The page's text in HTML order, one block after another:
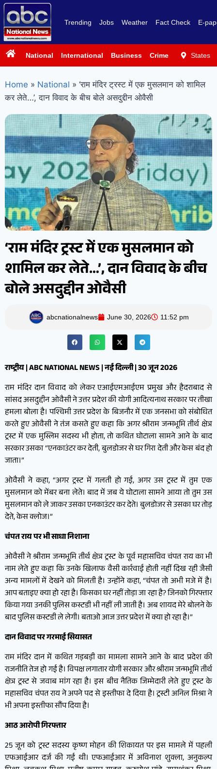
Trending Jobs Weather Fact Check E-
National International Business Crime PoliticsStates
Home » National » ‘राम मंदिर ट्रस्ट में एक मुसलमान को शामिल
कर लेते…’, दान विवाद के बीच बोले असदुद्दीन ओवैसी
‘राम मंदिर ट्रस्ट में एक मुसलमान को
शामिल कर लेते…’, दान विवाद के बीच
बोले असदुद्दीन ओवैसी
abcnationalnews June 30, 2026 11:52 pm
राष्ट्रीय | ABC NATIONAL NEWS | नई दिल्ली | 30 जून 2026
राम मंदिर दान विवाद को लेकर एआईएमआईएम प्रमुख और हैदराबाद से
सांसद असदुद्दीन ओवैसी ने उत्तर प्रदेश की योगी आदित्यनाथ सरकार पर तीखा
हमला बोला है। पश्चिमी उत्तर प्रदेश के बिजनौर में एक जनसभा को संबोधित
करते हुए ओवैसी ने तंज कसते हुए कहा कि अगर श्रीराम जन्मभूमि तीर्थ क्षेत्र
ट्रस्ट में एक मुस्लिम सदस्य भी होता, तो कथित घोटाला सामने आने के बाद
सरकार उसका “एनकाउंटर कर देती, बुलडोजर से घर गिरा देती और केस बंद हो
जाता।”
ओवैसी ने कहा, “अगर ट्रस्ट में गलती हो गई, अगर उस ट्रस्ट में तुम एक
मुसलमान को मेंबर बना लेते। बाद में जब ये घोटाला सामने आया तो तुम उस
मुसलमान को ले जाकर उसका एनकाउंटर कर देते। बुलडोजर से उसका घर तोड़
देते, केस क्लोज।”
चंपत राय पर भी साधा निशाना
ओवैसी ने श्रीराम जन्मभूमि तीर्थ क्षेत्र ट्रस्ट के पूर्व महासचिव चंपत राय का भी
नाम लेते हुए कहा कि उनके खिलाफ वैसी कार्रवाई होती नहीं दिख रही जैसी
अन्य मामलों में देखने को मिलती है। उन्होंने कहा, “चंपत तो अभी मजे में है।
आप बताइए क्या हो रहा है। किसका घर नहीं तोड़ा जा रहा है? जिनको गिरफ्तार
किया गया उनकी पुलिस कस्टडी भी नहीं ली जाती है। अब शायद मेरे बोलने के
बाद पुलिस कस्टडी ले लेगी। बताओ आज उत्तर प्रदेश में क्या हो रहा है।”
दान विवाद पर गरमाई सियासत
राम मंदिर दान में कथित गड़बड़ी का मामला सामने आने के बाद प्रदेश की
राजनीति तेज हो गई है। विपक्ष लगातार योगी सरकार और श्रीराम जन्मभूमि तीर्थ
क्षेत्र ट्रस्ट से जवाब मांग रहा है। इस बीच नैतिक जिम्मेदारी लेते हुए ट्रस्ट के
महासचिव चंपत राय ने अपने पद से इस्तीफा दे दिया है। ट्रस्टी अनिल मिश्रा ने
भी अपना इस्तीफा सौंप दिया है।
आठ आरोपी गिरफ्तार
25 जून को ट्रस्ट सदस्य कृष्ण मोहन की शिकायत पर इस मामले में पहली
एफआईआर दर्ज की गई थी। एफआईआर में अविनाश शुक्ला, अनुकल्प